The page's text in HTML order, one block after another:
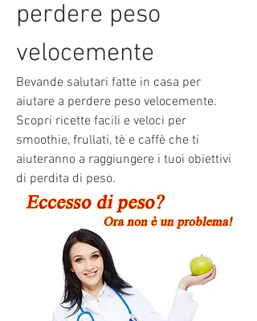
perdere peso
velocemente
Bevande salutari fatte in casa per
aiutare a perdere peso velocemente.
Scopri ricette facili e veloci per
smoothie, frullati, tè e caffè che ti
aiuteranno a raggiungere i tuoi obiettivi
di perdita di peso.